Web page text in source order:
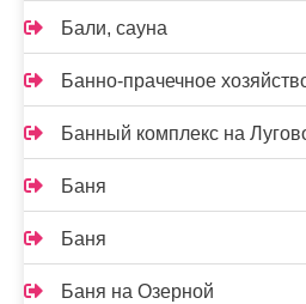
Бали, сауна
Банно-прачечное
Банный комплекс на
Баня
Баня
Баня на Озерной